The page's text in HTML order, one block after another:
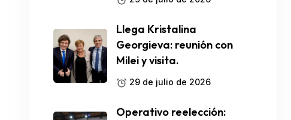
Llega Kristalina
Georgieva: reunión con
Milei y visita.
29 de julio de 2026
Operativo reelección: